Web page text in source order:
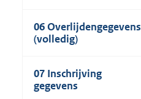
06 Overlijdengegevens
(volledig)
07 Inschrijving
gegevens